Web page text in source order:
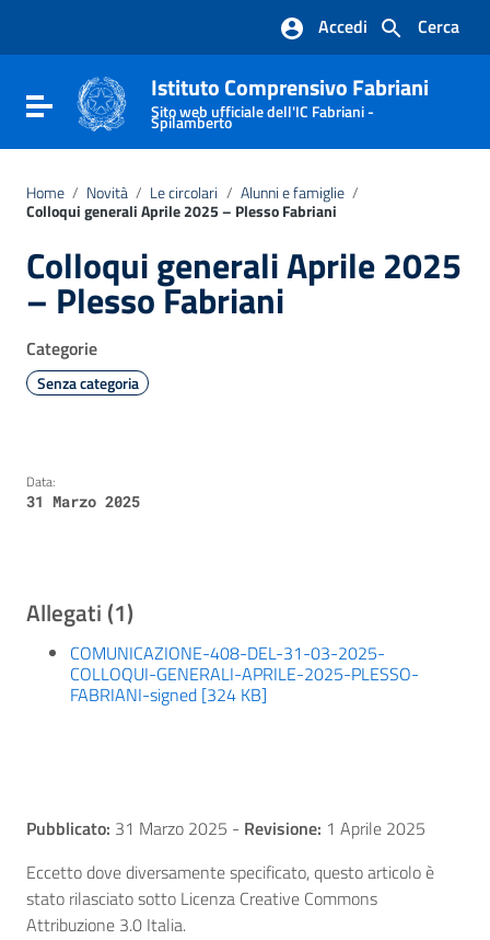
Vai al footer
Cerca
Accedi
Attiva / disattiva la navigazione
Istituto Comprensivo Fabriani
Sito web ufficiale dell'IC Fabriani -
Spilamberto
Home / Novità / Le circolari / Alunni e famiglie /
Colloqui generali Aprile 2025 – Plesso Fabriani
Colloqui generali Aprile 2025
– Plesso Fabriani
Categorie
Senza categoria
Data:
31 Marzo 2025
Allegati (1)
COMUNICAZIONE-408-DEL-31-03-2025-
COLLOQUI-GENERALI-APRILE-2025-PLESSO-
FABRIANI-signed [324 KB]
Pubblicato: 31 Marzo 2025 - Revisione: 1 Aprile 2025
Eccetto dove diversamente specificato, questo articolo è
stato rilasciato sotto Licenza Creative Commons
Attribuzione 3.0 Italia.